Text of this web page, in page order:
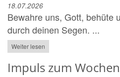
18.07.2026
Bewahre uns, Gott, behüte
durch deinen Segen. ...
Weiter lesen
Impuls zum